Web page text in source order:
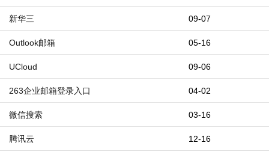
09-07
新华三
05-16
Outlook邮箱
09-06
UCloud
04-02
263企业邮箱登录入口
03-16
微信搜索
12-16
腾讯云